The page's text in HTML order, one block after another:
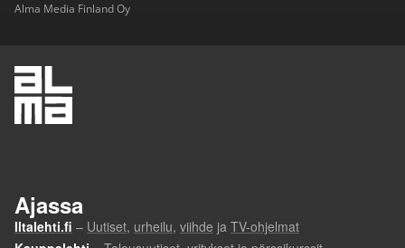
Alma Media Finland Oy